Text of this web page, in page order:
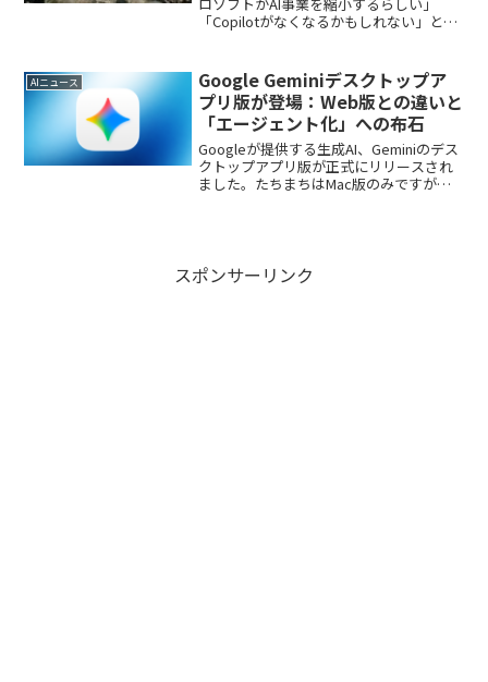
「Copilotがなくなるかもしれない」とい
どといった派手な表現で煽っているチ...
AIニュース
Google Geminiデスクトップア
プリ版が登場：Web版との違いと
「エージェント化」への布石
Googleが提供する生成AI、Geminiのデス
クトップアプリ版が正式にリリースされ
ました。たちまちはMac版のみですが
スポンサーリンク